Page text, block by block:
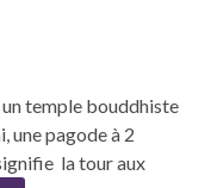
un temple bouddhiste
une pagode à 2
la tour aux